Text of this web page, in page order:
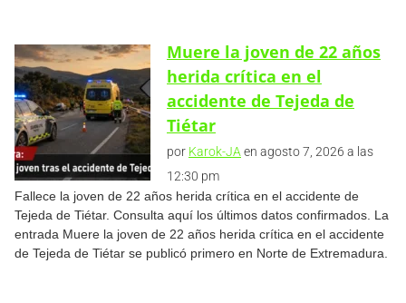
Muere la joven de 22 años
herida crítica en el
accidente de Tejeda de
Tiétar
por Karok-JA en agosto 7, 2026 a las
12:30 pm
Fallece la joven de 22 años herida crítica en el accidente de
Tejeda de Tiétar. Consulta aquí los últimos datos confirmados. La
entrada Muere la joven de 22 años herida crítica en el accidente
de Tejeda de Tiétar se publicó primero en Norte de Extremadura.